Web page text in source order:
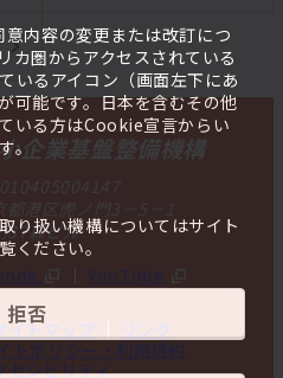
内容の変更または改訂につ
カ圏からアクセスされている
いるアイコン（画面左下にあ
可能です。日本を含むその他
いる方はCookie宣言からい
。
り扱い機構についてはサイト
ください。
拒否
企業基盤整備機構
港区虎ノ門3－5－1
37森ビル
YouTube
イトマップ
リンク
トポリシー・利用規約
セシビリティ